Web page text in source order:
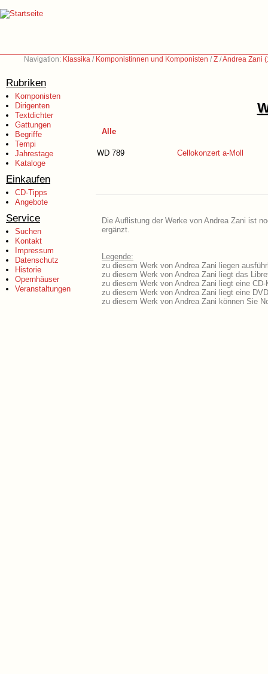
Navigation: Klassika / Komponistinnen und Komponisten /Z /Andrea Zani
Rubriken
Komponisten
Dirigenten
Textdichter
Gattungen
Begriffe
Tempi
Jahrestage
Kataloge
Einkaufen
CD-Tipps
Angebote
Service
Suchen
Kontakt
Impressum
Datenschutz
Historie
Opernhäuser
Veranstaltungen
Alle
WD 789 Cellokonzert a-Moll
Die Auflistung der Werke von Andrea Zani ist
ergänzt.
Legende:
zu diesem Werk von Andrea Zani liegen
zu diesem Werk von Andrea Zani liegt das
zu diesem Werk von Andrea Zani liegt eine
zu diesem Werk von Andrea Zani liegt eine
zu diesem Werk von Andrea Zani können Sie